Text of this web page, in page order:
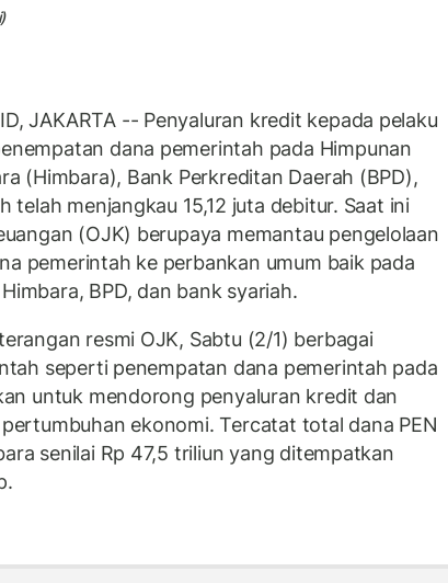
JAKARTA -- Penyaluran kredit kepada pelaku
dana pemerintah pada Himpunan
(Himbara), Bank Perkreditan Daerah (BPD),
telah menjangkau 15,12 juta debitur. Saat ini
(OJK) berupaya memantau pengelolaan
pemerintah ke perbankan umum baik pada
BPD, dan bank syariah.
resmi OJK, Sabtu (2/1) berbagai
seperti penempatan dana pemerintah pada
untuk mendorong penyaluran kredit dan
ekonomi. Tercatat total dana PEN
senilai Rp 47,5 triliun yang ditempatkan